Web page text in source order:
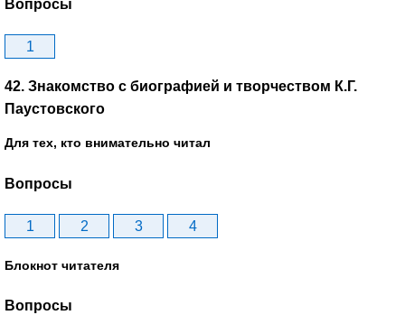
Вопросы
1
42. Знакомство с биографией и творчеством К.Г.
Паустовского
Для тех, кто внимательно читал
Вопросы
1 2 3 4
Блокнот читателя
Вопросы